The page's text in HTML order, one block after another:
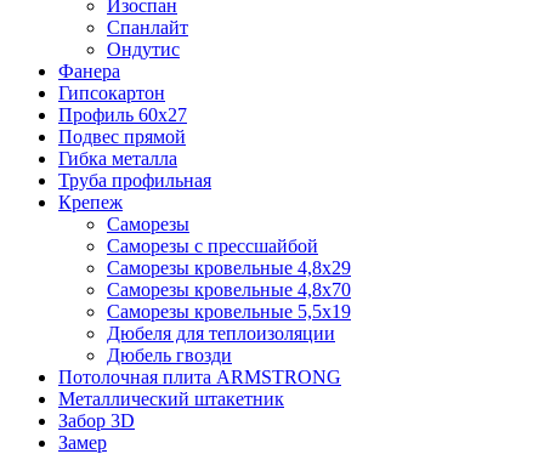
Изоспан
Спанлайт
Ондутис
Фанера
Гипсокартон
Профиль 60х27
Подвес прямой
Гибка металла
Труба профильная
Крепеж
Саморезы
Саморезы с прессшайбой
Саморезы кровельные 4,8х29
Саморезы кровельные 4,8х70
Саморезы кровельные 5,5х19
Дюбеля для теплоизоляции
Дюбель гвозди
Потолочная плита ARMSTRONG
Металлический штакетник
Забор 3D
Замер